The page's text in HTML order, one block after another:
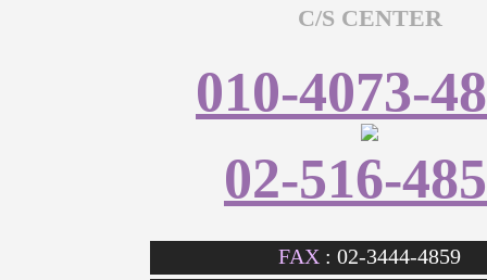
C/S CENTER
010-4073-
02-516-
FAX : 02-3444-4859